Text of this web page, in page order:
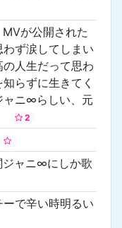
が公開された
ず涙してしまい
人生だって思わ
らずに生きてく
ャニ∞らしい、元
2
ャニ∞にしか歌
で辛い時明るい